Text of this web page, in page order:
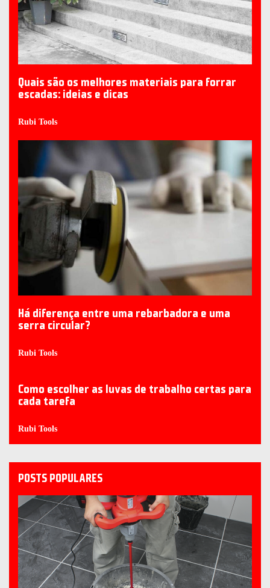
Quais são os melhores materiais para forrar
escadas: ideias e dicas
Rubi Tools
Há diferença entre uma rebarbadora e uma
serra circular?
Rubi Tools
Como escolher as luvas de trabalho certas para
cada tarefa
Rubi Tools
POSTS POPULARES